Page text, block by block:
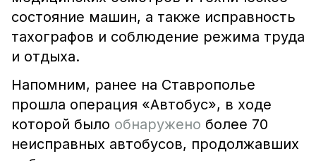
состояние машин, а также исправность
тахографов и соблюдение режима труда
и отдыха.
Напомним, ранее на Ставрополье
прошла операция «Автобус», в ходе
которой было обнаружено более 70
неисправных автобусов, продолжавших